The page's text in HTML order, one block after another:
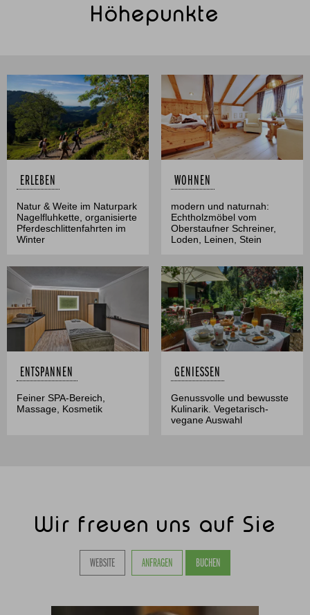
Höhepunkte
ERLEBEN
Natur & Weite im Naturpark
Nagelfluhkette, organisierte
Pferdeschlittenfahrten im
Winter
WOHNEN
modern und naturnah:
Echtholzmöbel vom
Oberstaufner Schreiner,
Loden, Leinen, Stein
ENTSPANNEN
Feiner SPA-Bereich,
Massage, Kosmetik
GENIESSEN
Genussvolle und bewusste
Kulinarik. Vegetarisch-
vegane Auswahl
Wir freuen uns auf Sie
WEBSITE ANFRAGEN BUCHEN